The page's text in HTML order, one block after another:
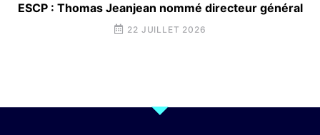
ESCP : Thomas Jeanjean nommé directeur général
22 JUILLET 2026